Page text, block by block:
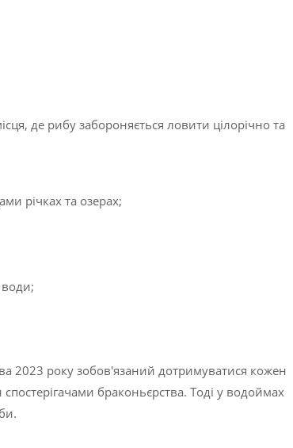
де рибу забороняється ловити цілорічно та
річках та озерах;
води;
2023 року зобов'язаний дотримуватися кожен
браконьєрства. Тоді у водоймах